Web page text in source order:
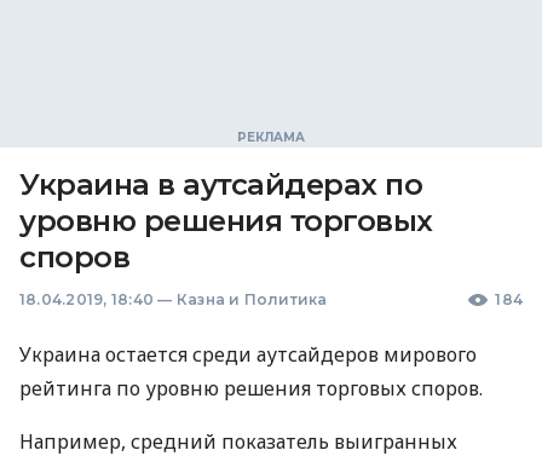
Украина в аутсайдерах по
уровню решения торговых
споров
18.04.2019, 18:40 — Казна и Политика 184
Украина остается среди аутсайдеров мирового
рейтинга по уровню решения торговых споров.
Например, средний показатель выигранных